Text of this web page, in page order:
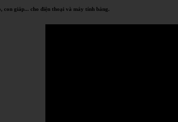
con giáp... cho điện thoại và máy tính bảng.